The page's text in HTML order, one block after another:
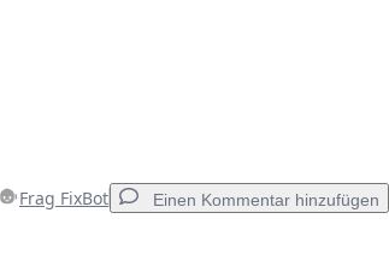
Frag FixBot Einen Kommentar hinzufügen